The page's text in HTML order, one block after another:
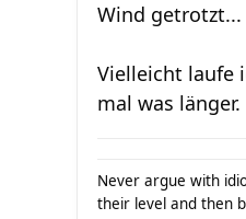
Wind getrotzt...
Vielleicht laufe
mal was länger.
Never argue with
their level and then